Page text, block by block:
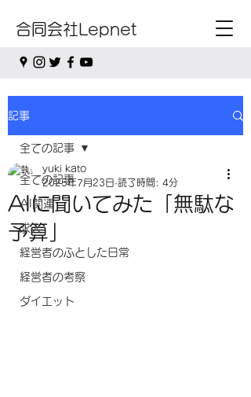
合同会社Lepnet
記事
全ての記事
AI関連
求人
経営者のふとした日常
経営者の考察
ダイエット
全ての記事
AIに聞いてみた「無駄な
予算」
yuki kato
2025年7月23日 読了時間: 4分